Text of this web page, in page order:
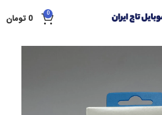
0
0 تومان